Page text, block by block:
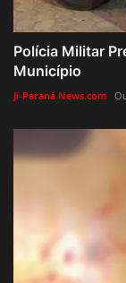
Polícia Militar
Município
Ji-Paraná News.com